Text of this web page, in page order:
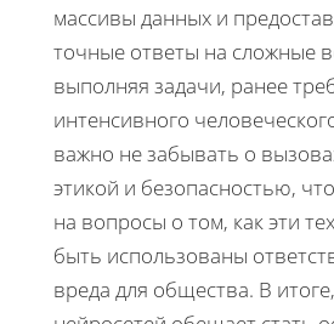
массивы данных и
точные ответы на сложные
выполняя задачи, ранее
интенсивного
важно не забывать о
этикой и безопасностью,
на вопросы о том, как эти
быть использованы
вреда для общества. В